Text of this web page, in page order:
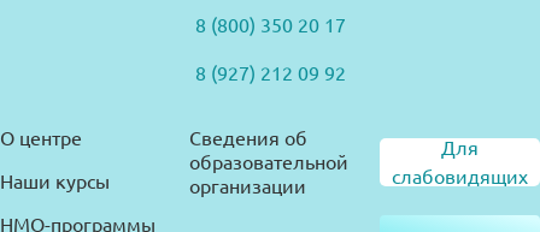
8 (800) 350 20 17
8 (927) 212 09 92
О центре
Наши курсы
НМО-программы
Сведения об
образовательной
организации
Для
слабовидящих